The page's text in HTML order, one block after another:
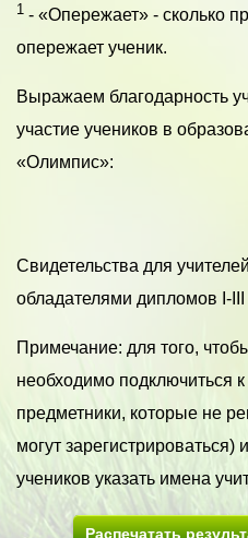
1 - «Опережает» - сколько
опережает ученик.
Выражаем благодарность
участие учеников в
«Олимпис»:
Свидетельства для
обладателями дипломов I-III
Примечание: для того,
необходимо подключиться
предметники, которые не
могут зарегистрироваться)
учеников указать имена
Распечатать